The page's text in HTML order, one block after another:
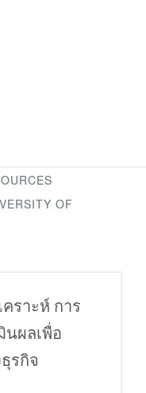
OF
ราะห์ การ
นผลเพื่อ
รกิจ